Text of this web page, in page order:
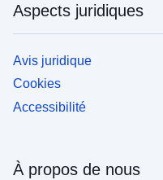
Aspects juridiques
Avis juridique
Cookies
Accessibilité
À propos de nous